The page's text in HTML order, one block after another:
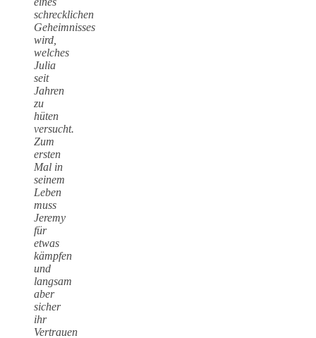
schrecklichen
Geheimnisses
wird,
welches
Julia
seit
Jahren
zu
hüten
versucht.
Zum
ersten
Mal in
seinem
Leben
muss
Jeremy
für
etwas
kämpfen
und
langsam
aber
sicher
ihr
Vertrauen